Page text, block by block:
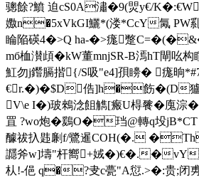
骢餘?鱝 迫сS0A潚�9(焸y€/
嫐n�5xVkGI鱺*(溇*CcY氞 PW
睔陥碤4�>Q ha-�>痝蹩
mб桖濽頉�kW董mnjSR-B漹hT閘
魟勿j鑙膈揩{/S吸"e4]孭矏� 痝
€r.�)�$D俈]h�飭�(D獹
V\e I�)玻鶆淰飷觹[瘢U棏餮�廆淙
罝 ?wo炮�鶢O�珰@轉q坄jB*CT
醵祓扖韪劆f/鷺暹COH(�.
讔斧w]壔"杆嚮+娀�)€�.�vY
朲!-俋 q�?叏c甍"A愆.>�:贵;闭